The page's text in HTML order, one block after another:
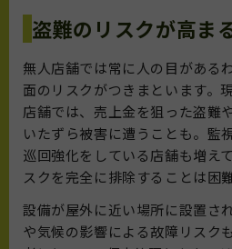
盗難のリスクが高ま
無人店舗では常に人の目がある
面のリスクがつきまといます。
店舗では、売上金を狙った盗難
いたずら被害に遭うことも。監
巡回強化をしている店舗も増え
スクを完全に排除することは困難
設備が屋外に近い場所に設置さ
や気候の影響による故障リスク